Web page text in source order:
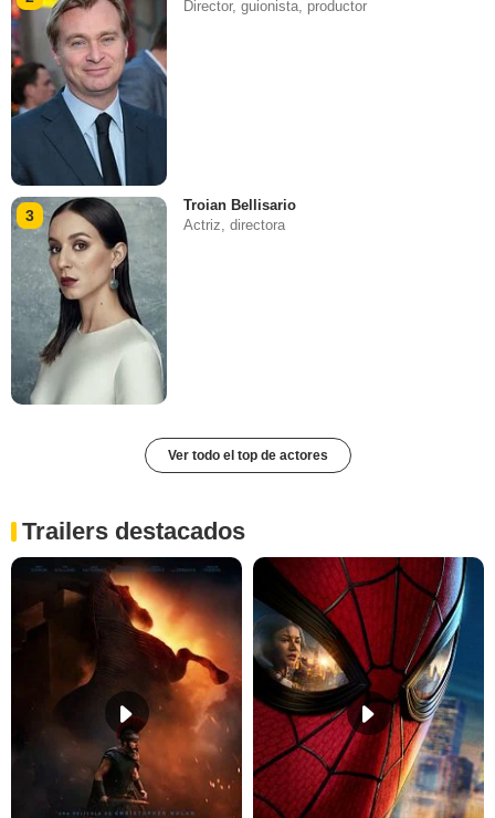
Director, guionista, productor
3
Troian Bellisario
Actriz, directora
Ver todo el top de actores
Trailers destacados